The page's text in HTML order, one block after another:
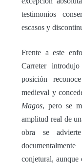
testimonios
escasos y
Frente a este
Carreter
posición
medieval y
Magos, pero se
amplitud real de
obra se
conjetural, aunque